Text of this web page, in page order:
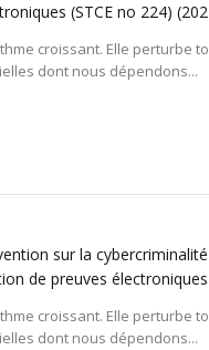
(STCE no 224)
croissant. Elle perturbe
dont nous dépendons...
sur la
de preuves électroniques
croissant. Elle perturbe
dont nous dépendons...